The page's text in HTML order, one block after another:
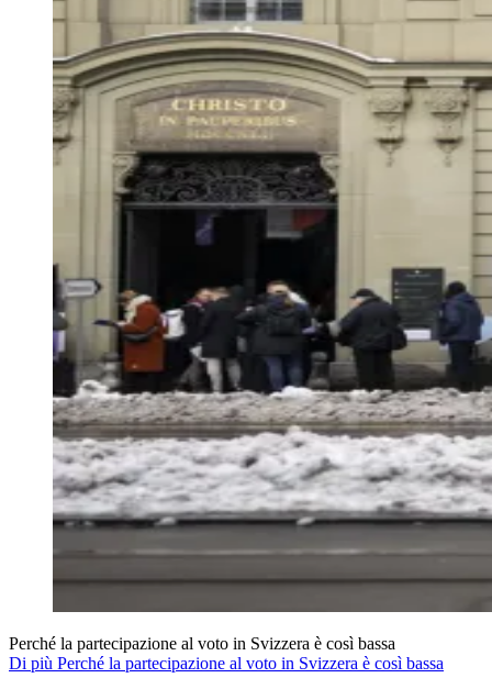
Perché la partecipazione al voto in Svizzera è così bassa
Di più Perché la partecipazione al voto in Svizzera è così bassa